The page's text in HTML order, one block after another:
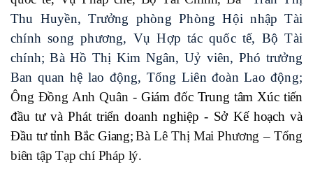
Thu Huyền, Trưởng phòng Phòng Hội nhập Tài
chính song phương, Vụ Hợp tác quốc tế, Bộ Tài
chính; Bà Hồ Thị Kim Ngân, Uỷ viên, Phó trưởng
Ban quan hệ lao động, Tổng Liên đoàn Lao động;
Ông Đồng Anh Quân - Giám đốc Trung tâm Xúc tiến
đầu tư và Phát triển doanh nghiệp - Sở Kế hoạch và
Đầu tư tỉnh Bắc Giang;Bà Lê Thị Mai Phương – Tổng
biên tậpTạp chí Pháp lý.